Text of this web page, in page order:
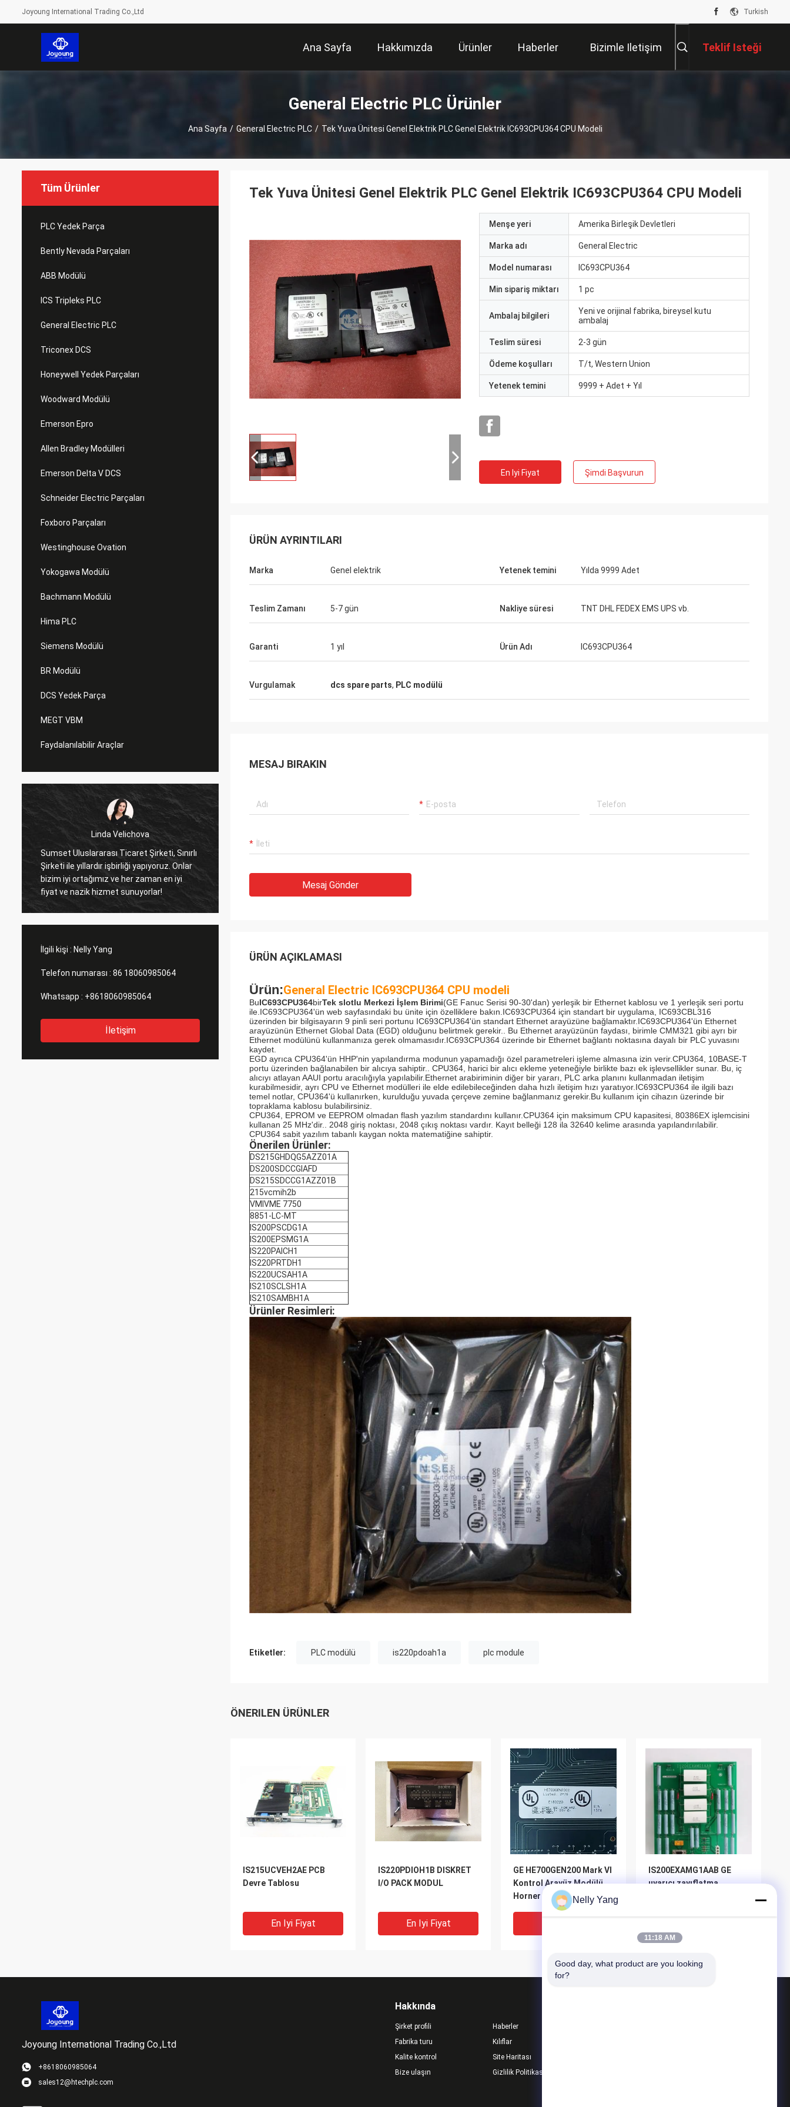
Joyoung International Trading Co.,Ltd Turkish
Ana Sayfa Hakkımızda Ürünler Haberler Bizimle Iletişim Teklif Isteği
General Electric PLC Ürünler
Ana Sayfa / General Electric PLC / Tek Yuva Ünitesi Genel Elektrik PLC Genel Elektrik IC693CPU364 CPU Modeli
Tüm Ürünler
PLC Yedek Parça
Bently Nevada Parçaları
ABB Modülü
ICS Tripleks PLC
General Electric PLC
Triconex DCS
Honeywell Yedek Parçaları
Woodward Modülü
Emerson Epro
Allen Bradley Modülleri
Emerson Delta V DCS
Schneider Electric Parçaları
Foxboro Parçaları
Westinghouse Ovation
Yokogawa Modülü
Bachmann Modülü
Hima PLC
Siemens Modülü
BR Modülü
DCS Yedek Parça
MEGT VBM
Faydalanılabilir Araçlar
Linda Velichova
Sumset Uluslararası Ticaret Şirketi, Sınırlı
Şirketi ile yıllardır işbirliği yapıyoruz. Onlar
bizim iyi ortağımız ve her zaman en iyi
fiyat ve nazik hizmet sunuyorlar!
şirketi güvenilir bir ortağımızdır, ondan mal
En iyi tedarikçimiz ve arkadaşımız Brown
İlgili kişi : Nelly Yang
Telefon numarası : 86 18060985064
Whatsapp : +8618060985064
İletişim
Tek Yuva Ünitesi Genel Elektrik PLC Genel Elektrik IC693CPU364 CPU Modeli
Menşe yeri Amerika Birleşik Devletleri
Marka adı General Electric
Model numarası IC693CPU364
Min sipariş miktarı 1 pc
Ambalaj bilgileri
Yeni ve orijinal fabrika, bireysel kutu
ambalaj
Teslim süresi 2-3 gün
Ödeme koşulları T/t, Western Union
Yetenek temini 9999 + Adet + Yıl
En Iyi Fiyat Şimdi Başvurun
ÜRÜN AYRINTILARI
Marka Genel elektrik Yetenek temini Yılda 9999 Adet
Teslim Zamanı 5-7 gün Nakliye süresi TNT DHL FEDEX EMS UPS vb.
Garanti 1 yıl Ürün Adı IC693CPU364
Vurgulamak dcs spare parts, PLC modülü
MESAJ BIRAKIN
Mesaj Gönder
ÜRÜN AÇIKLAMASI
Ürün:General Electric IC693CPU364 CPU modeli
BuIC693CPU364birTek slotlu Merkezi İşlem Birimi(GE Fanuc Serisi 90-30'dan) yerleşik bir Ethernet kablosu ve 1 yerleşik seri portu
ile.IC693CPU364'ün web sayfasındaki bu ünite için özelliklere bakın.IC693CPU364 için standart bir uygulama, IC693CBL316
üzerinden bir bilgisayarın 9 pinli seri portunu IC693CPU364'ün standart Ethernet arayüzüne bağlamaktır.IC693CPU364'ün Ethernet
arayüzünün Ethernet Global Data (EGD) olduğunu belirtmek gerekir.. Bu Ethernet arayüzünün faydası, birimle CMM321 gibi ayrı bir
Ethernet modülünü kullanmanıza gerek olmamasıdır.IC693CPU364 üzerinde bir Ethernet bağlantı noktasına dayalı bir PLC yuvasını
kaydet.
EGD ayrıca CPU364'ün HHP'nin yapılandırma modunun yapamadığı özel parametreleri işleme almasına izin verir.CPU364, 10BASE-T
portu üzerinden bağlanabilen bir alıcıya sahiptir.. CPU364, harici bir alıcı ekleme yeteneğiyle birlikte bazı ek işlevsellikler sunar. Bu, iç
alıcıyı atlayan AAUI portu aracılığıyla yapılabilir.Ethernet arabiriminin diğer bir yararı, PLC arka planını kullanmadan iletişim
kurabilmesidir, ayrı CPU ve Ethernet modülleri ile elde edilebileceğinden daha hızlı iletişim hızı yaratıyor.IC693CPU364 ile ilgili bazı
temel notlar, CPU364'ü kullanırken, kurulduğu yuvada çerçeve zemine bağlanmanız gerekir.Bu kullanım için cihazın üzerinde bir
topraklama kablosu bulabilirsiniz.
CPU364, EPROM ve EEPROM olmadan flash yazılım standardını kullanır.CPU364 için maksimum CPU kapasitesi, 80386EX işlemcisini
kullanan 25 MHz'dir.. 2048 giriş noktası, 2048 çıkış noktası vardır. Kayıt belleği 128 ila 32640 kelime arasında yapılandırılabilir.
CPU364 sabit yazılım tabanlı kaygan nokta matematiğine sahiptir.
Önerilen Ürünler:
DS215GHDQG5AZZ01A
DS200SDCCGIAFD
DS215SDCCG1AZZ01B
215vcmih2b
VMIVME 7750
8851-LC-MT
IS200PSCDG1A
IS200EPSMG1A
IS220PAICH1
IS220PRTDH1
IS220UCSAH1A
IS210SCLSH1A
IS210SAMBH1A
Ürünler Resimleri:
Etiketler: PLC modülü is220pdoah1a plc module
ÖNERILEN ÜRÜNLER
IS215UCVEH2AE PCB
Devre Tablosu
En Iyi Fiyat
IS220PDIOH1B DISKRET
I/O PACK MODUL
En Iyi Fiyat
GE HE700GEN200 Mark VI
Kontrol Arayüz Modülü
Horner
IS200EXAMG1AAB GE
uyarıcı zayıflatma
Joyoung International Trading Co.,Ltd
+8618060985064
sales12@htechplc.com
Hakkında
Şirket profili
Fabrika turu
Kalite kontrol
Bize ulaşın
Haberler
Kılıflar
Site Haritası
Gizlilik Politikası
Nelly Yang
11:18 AM
Good day, what product are you looking
for?